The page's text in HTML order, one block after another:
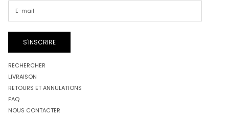
S'INSCRIRE
RECHERCHER
LIVRAISON
RETOURS ET ANNULATIONS
FAQ
NOUS CONTACTER